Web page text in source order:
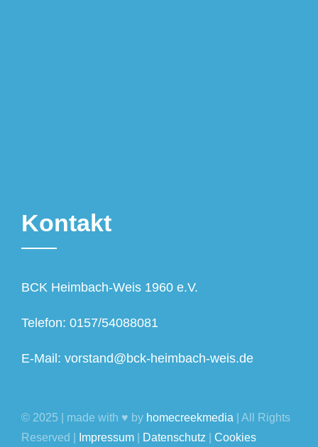
Kontakt
BCK Heimbach-Weis 1960 e.V.
Telefon: 0157/54088081
E-Mail: vorstand@bck-heimbach-weis.de
© 2025 | made with ♥ by homecreekmedia | All Rights
Reserved |
Impressum Datenschutz Cookies